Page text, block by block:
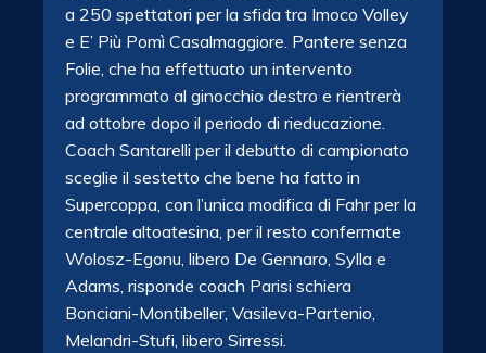
a 250 spettatori per la sfida tra Imoco Volley
e E’ Più Pomì Casalmaggiore. Pantere senza
Folie, che ha effettuato un intervento
programmato al ginocchio destro e rientrerà
ad ottobre dopo il periodo di rieducazione.
Coach Santarelli per il debutto di campionato
sceglie il sestetto che bene ha fatto in
Supercoppa, con l’unica modifica di Fahr per la
centrale altoatesina, per il resto confermate
Wolosz-Egonu, libero De Gennaro, Sylla e
Adams, risponde coach Parisi schiera
Bonciani-Montibeller, Vasileva-Partenio,
Melandri-Stufi, libero Sirressi.